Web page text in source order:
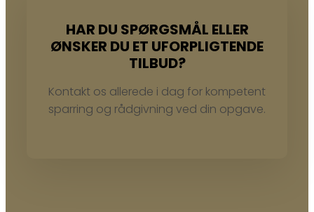
HAR DU SPØRGSMÅL ELLER
ØNSKER DU ET UFORPLIGTENDE
TILBUD?
Kontakt os allerede i dag for kompetent
sparring og rådgivning ved din opgave.